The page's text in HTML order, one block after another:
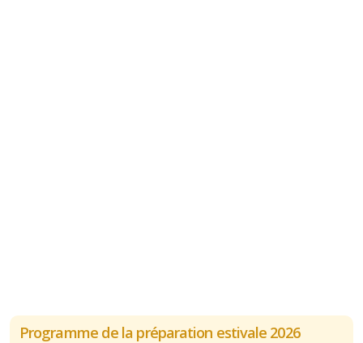
Programme de la préparation estivale 2026